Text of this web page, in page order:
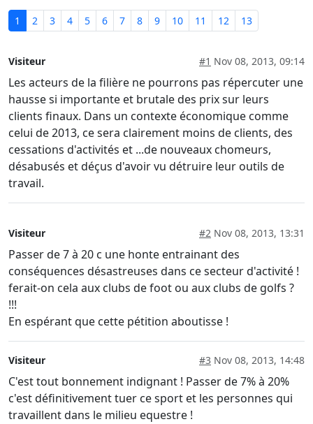
1 2 3 4 5 6 7 8 9 10 11 12 13
Visiteur #1 Nov 08, 2013, 09:14
Les acteurs de la filière ne pourrons pas répercuter une
hausse si importante et brutale des prix sur leurs
clients finaux. Dans un contexte économique comme
celui de 2013, ce sera clairement moins de clients, des
cessations d'activités et ...de nouveaux chomeurs,
désabusés et déçus d'avoir vu détruire leur outils de
travail.
Visiteur #2 Nov 08, 2013, 13:31
Passer de 7 à 20 c une honte entrainant des
conséquences désastreuses dans ce secteur d'activité !
ferait-on cela aux clubs de foot ou aux clubs de golfs ?
!!!
En espérant que cette pétition aboutisse !
Visiteur #3 Nov 08, 2013, 14:48
C'est tout bonnement indignant ! Passer de 7% à 20%
c'est définitivement tuer ce sport et les personnes qui
travaillent dans le milieu equestre !